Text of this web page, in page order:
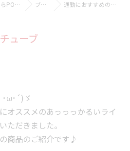
群馬県伊勢崎の自転車ならPOWER-KIDS ブログ 通勤におすすめのチューブ
ューブ
ω･´)ゞ
オススメのあっっっかるいライ
ただきました。
商品のご紹介です♪